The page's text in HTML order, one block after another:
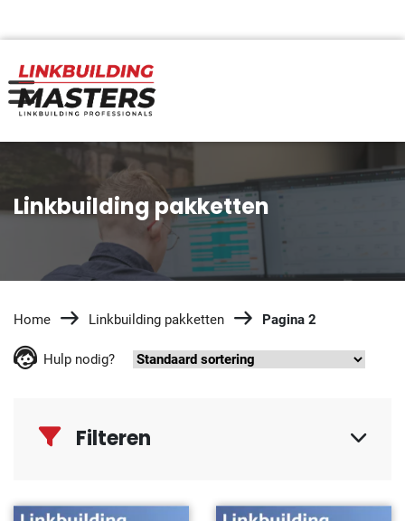
Linkbuilding pakketten
Home Linkbuilding pakketten Pagina 2
Hulp nodig?
Filteren